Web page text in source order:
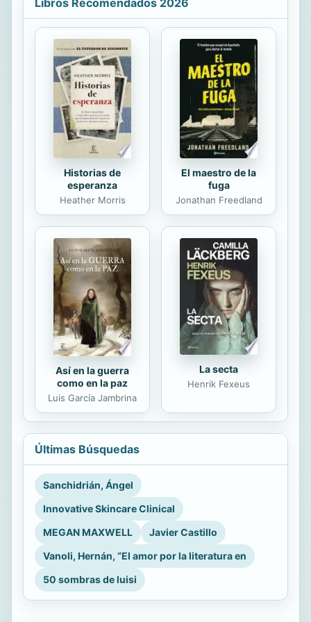
they divorce. The busy housewife
wakes up to the drift occurring in
her marriage. The low-key mom
suddenly encounters her son s high-
profile dad. "
Libros Recomendados 2026
Historias de
esperanza
Heather Morris
El maestro de la
fuga
Jonathan Freedland
Así en la guerra
como en la paz
Luis García Jambrina
La secta
Henrik Fexeus
Últimas Búsquedas
Sanchidrián, Ángel
Innovative Skincare Clinical
MEGAN MAXWELL
Javier Castillo
Vanoli, Hernán, “El amor por la literatura en
50 sombras de luisi